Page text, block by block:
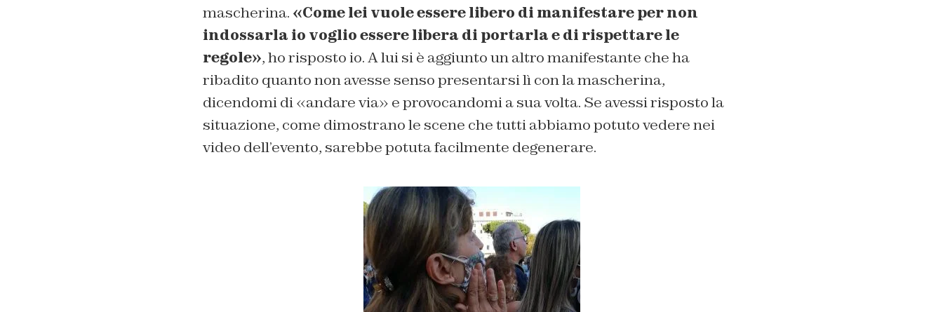
mascherina. «Come lei vuole essere libero di manifestare per non
indossarla io voglio essere libera di portarla e di rispettare le
regole», ho risposto io. A lui si è aggiunto un altro manifestante che ha
ribadito quanto non avesse senso presentarsi lì con la mascherina,
dicendomi di «andare via» e provocandomi a sua volta. Se avessi risposto la
situazione, come dimostrano le scene che tutti abbiamo potuto vedere nei
video dell’evento, sarebbe potuta facilmente degenerare.